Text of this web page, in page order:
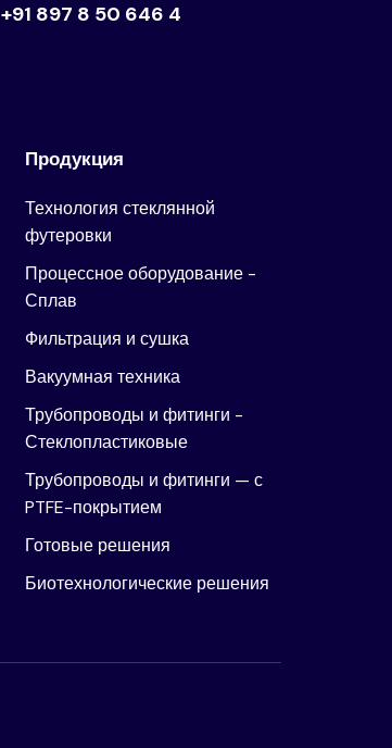
+91 897 8 50 646 4
Продукция
Технология стеклянной
футеровки
Процессное оборудование -
Сплав
Фильтрация и сушка
Вакуумная техника
Трубопроводы и фитинги -
Стеклопластиковые
Трубопроводы и фитинги — с
PTFE-покрытием
Готовые решения
Биотехнологические решения